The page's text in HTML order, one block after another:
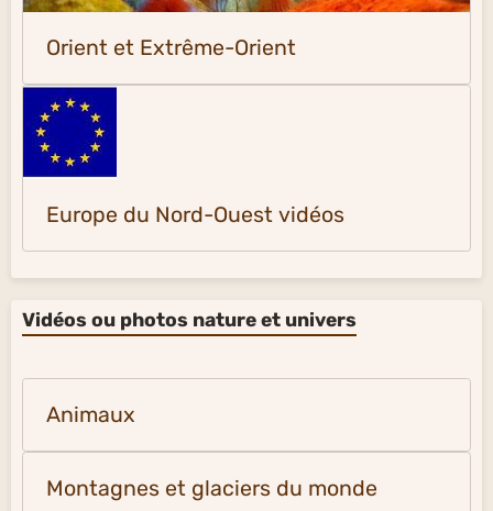
Orient et Extrême-Orient
Europe du Nord-Ouest vidéos
Vidéos ou photos nature et univers
Animaux
Montagnes et glaciers du monde